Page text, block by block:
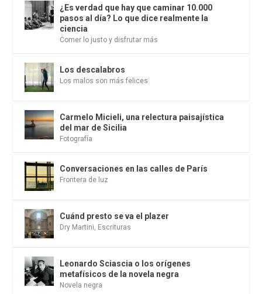
¿Es verdad que hay que caminar 10.000
pasos al día? Lo que dice realmente la
ciencia
Comer lo justo y disfrutar más
Los descalabros
Los malos son más felices
Carmelo Micieli, una relectura paisajística
del mar de Sicilia
Fotografía
Conversaciones en las calles de París
Frontera de luz
Cuánd presto se va el plazer
Dry Martini, Escrituras
Leonardo Sciascia o los orígenes
metafísicos de la novela negra
Novela negra